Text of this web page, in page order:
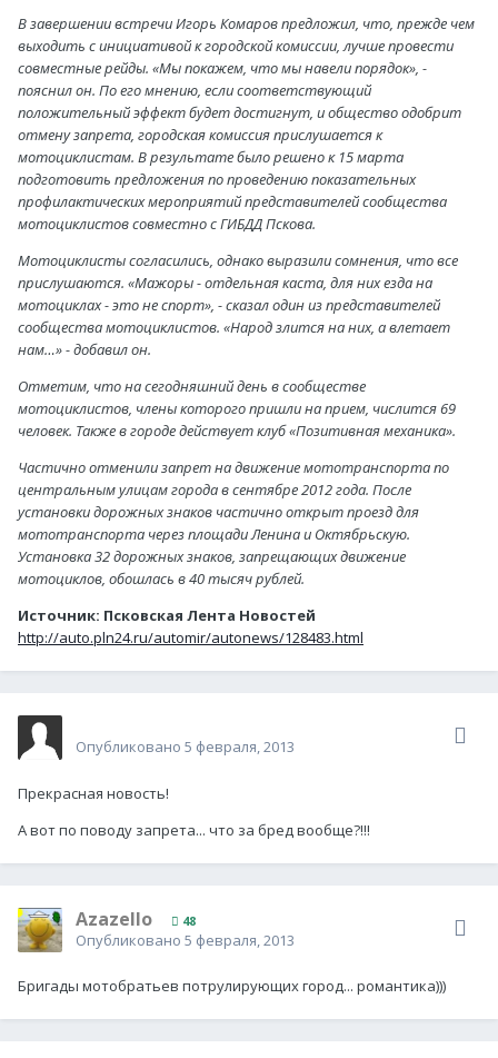
В завершении встречи Игорь Комаров предложил, что, прежде чем
выходить с инициативой к городской комиссии, лучше провести
совместные рейды. «Мы покажем, что мы навели порядок», -
пояснил он. По его мнению, если соответствующий
положительный эффект будет достигнут, и общество одобрит
отмену запрета, городская комиссия прислушается к
мотоциклистам. В результате было решено к 15 марта
подготовить предложения по проведению показательных
профилактических мероприятий представителей сообщества
мотоциклистов совместно с ГИБДД Пскова.
Мотоциклисты согласились, однако выразили сомнения, что все
прислушаются. «Мажоры - отдельная каста, для них езда на
мотоциклах - это не спорт», - сказал один из представителей
сообщества мотоциклистов. «Народ злится на них, а влетает
нам…» - добавил он.
Отметим, что на сегодняшний день в сообществе
мотоциклистов, члены которого пришли на прием, числится 69
человек. Также в городе действует клуб «Позитивная механика».
Частично отменили запрет на движение мототранспорта по
центральным улицам города в сентябре 2012 года. После
установки дорожных знаков частично открыт проезд для
мототранспорта через площади Ленина и Октябрьскую.
Установка 32 дорожных знаков, запрещающих движение
мотоциклов, обошлась в 40 тысяч рублей.
Источник: Псковская Лента Новостей
http://auto.pln24.ru/automir/autonews/128483.html
Опубликовано 5 февраля, 2013
Прекрасная новость!
А вот по поводу запрета... что за бред вообще?!!!
Azazello 48
Опубликовано 5 февраля, 2013
Бригады мотобратьев потрулирующих город... романтика)))